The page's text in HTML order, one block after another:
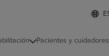
Lista
de
d
o
Pacientes y cuidadores